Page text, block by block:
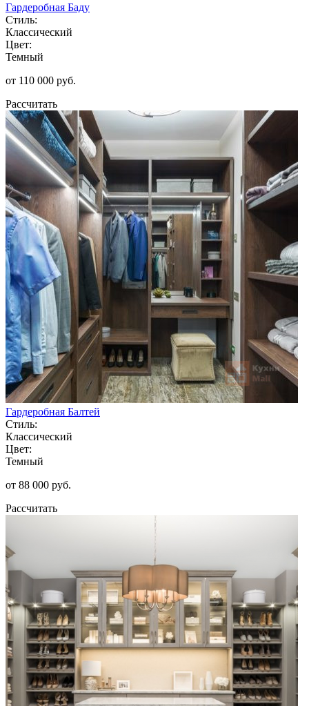
Гардеробная Баду
Стиль:
Классический
Цвет:
Темный
от 110 000 руб.
Рассчитать
Гардеробная Балтей
Стиль:
Классический
Цвет:
Темный
от 88 000 руб.
Рассчитать